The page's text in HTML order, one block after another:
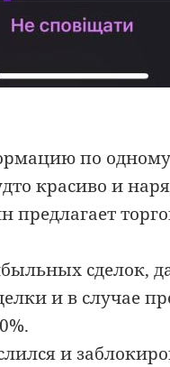
по
красиво и
предлагает
сделок,
и в случае
и